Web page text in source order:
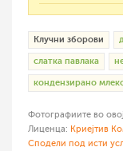
Клучни зборови
слатка павлака
кондензирано
Фотографиите во
Лиценца: Криејтив
Сподели под исти